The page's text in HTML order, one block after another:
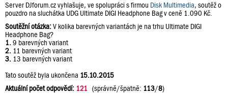
Server DJforum.cz vyhlašuje, ve spolupráci s firmou Disk Multimedia, soutěž o
pouzdro na sluchátka UDG Ultimate DIGI Headphone Bag v ceně 1.090 Kč.
Soutěžní otázka:V kolika barevných variantách je na trhu Ultimate DIGI
Headphone Bag?
1. 9 barevných variant
2. 11 barevných variant
3. 13 barevných variant
Tato soutěž byla ukončena 15.10.2015
Aktuální počet odpovědí: 121 (správně/špatně: 113/8)